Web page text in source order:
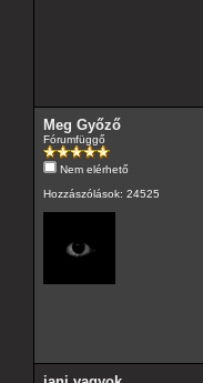
Meg Győző
Fórumfüggő
Nem elérhető
Hozzászólások: 24525